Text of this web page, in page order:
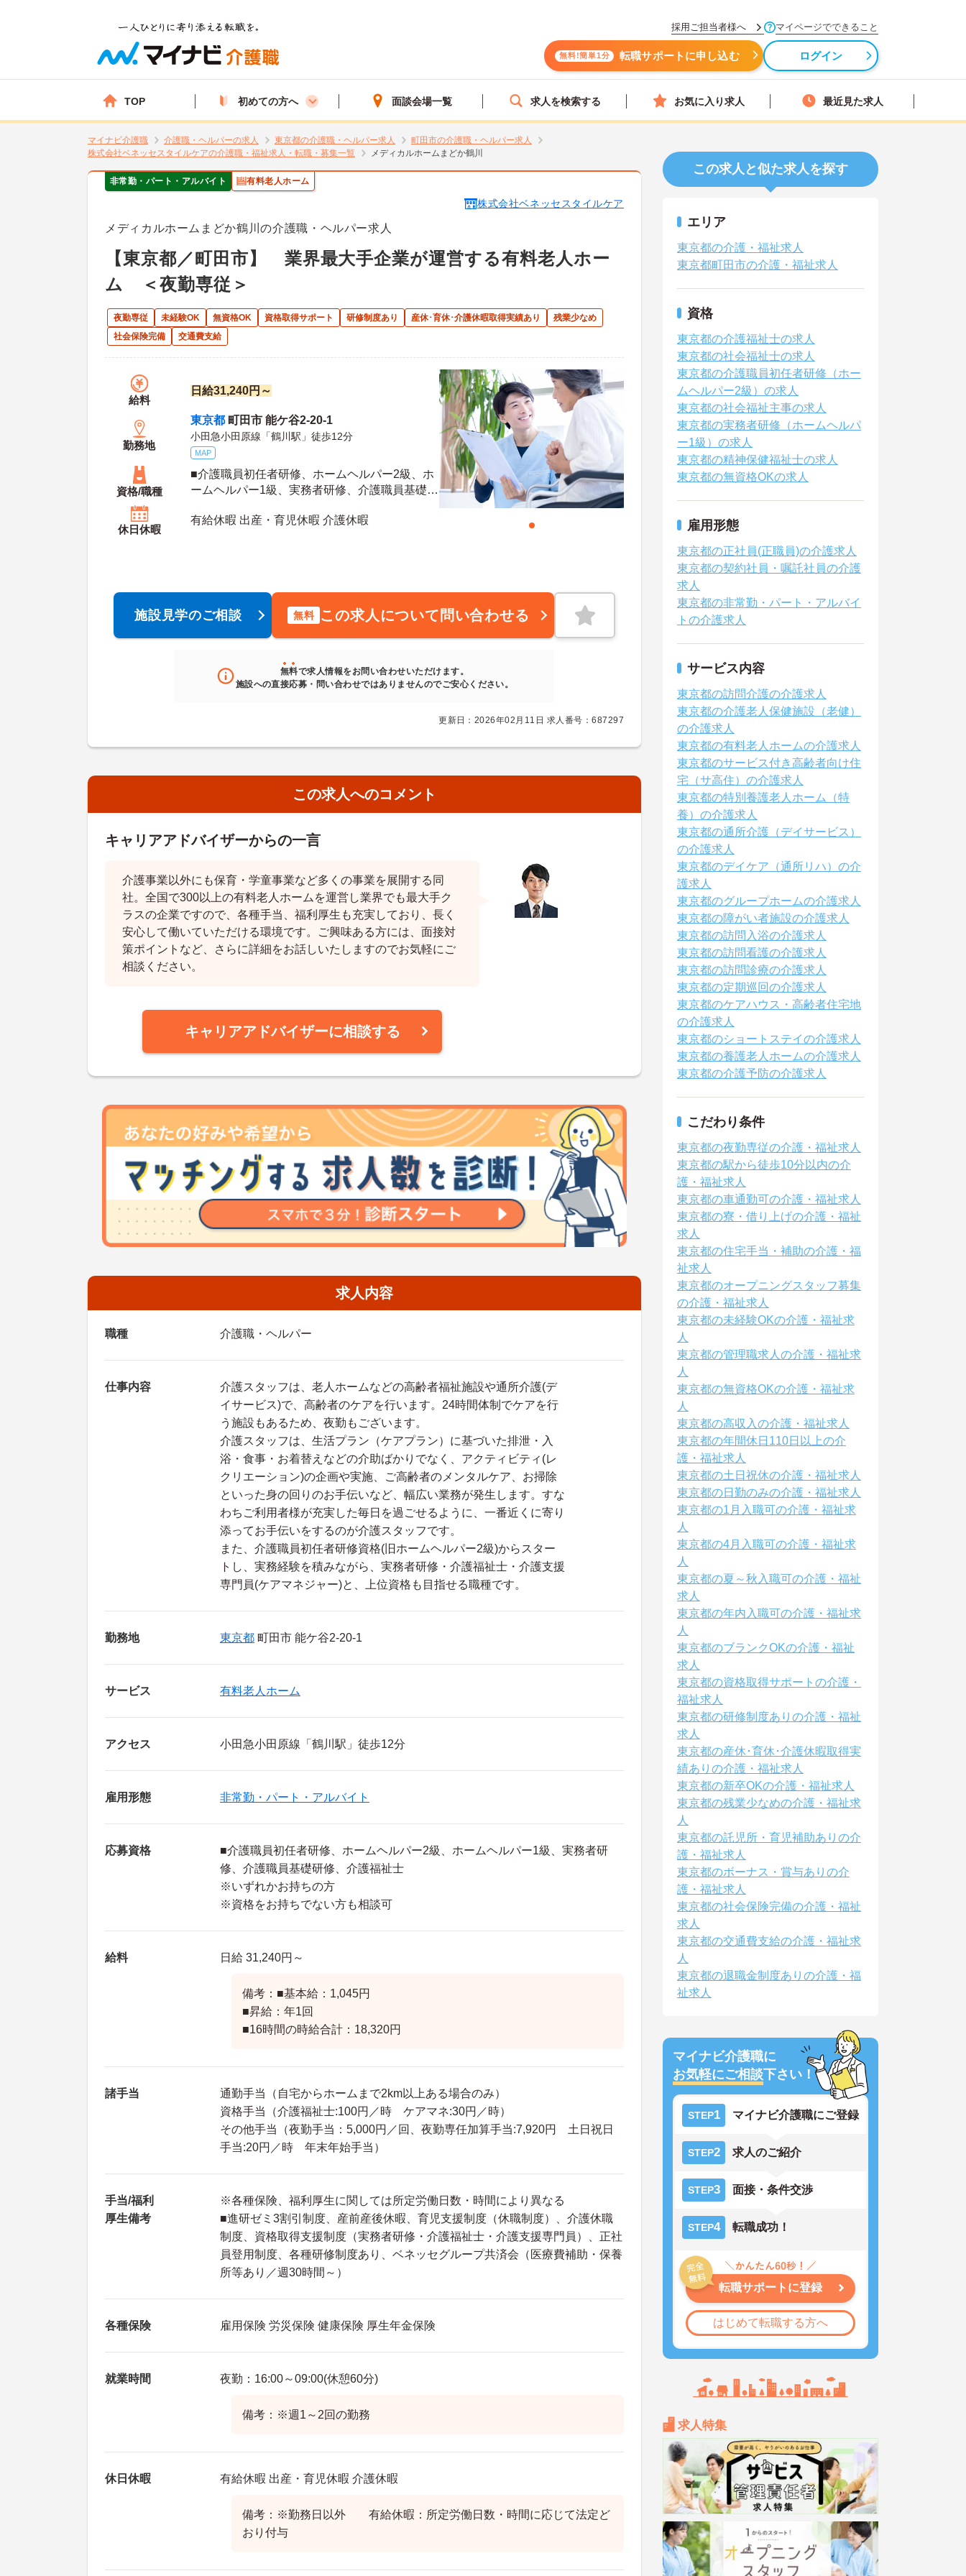
採用ご担当者様へ マイページでできること
無料!簡単1分 転職サポートに申し込む ログイン
TOP 初めての方へ 面談会場一覧 求人を検索する お気に入り求人 最近見た求人
マイナビ介護職 介護職・ヘルパーの求人 東京都の介護職・ヘルパー求人
町田市の介護職・ヘルパー求人
株式会社ベネッセスタイルケアの介護職・福祉求人・転職・募集一覧
メディカルホームまどか鶴川
非常勤・パート・アルバイト 有料老人ホーム
株式会社ベネッセスタイルケア
メディカルホームまどか鶴川の介護職・ヘルパー求人
【東京都／町田市】 業界最大手企業が運営する有料老人ホー
ム ＜夜勤専従＞
夜勤専従 未経験OK 無資格OK 資格取得サポート 研修制度あり 産休･育休･介護休暇取得実績あり
残業少なめ
社会保険完備
交通費支給
給料
日給31,240円～
勤務地
東京都 町田市 能ケ谷2-20-1
小田急小田原線「鶴川駅」徒歩12分
MAP
資格/職種
■介護職員初任者研修、ホームヘルパー2級、ホ
ームヘルパー1級、実務者研修、介護職員基礎研
お持ちでない方も相談可
休日休暇
有給休暇 出産・育児休暇 介護休暇
施設見学のご相談 無料 この求人について問い合わせる
無料で求人情報をお問い合わせいただけます。
施設への直接応募・問い合わせではありませんのでご安心ください。
更新日：2026年02月11日 求人番号：687297
この求人へのコメント
キャリアアドバイザーからの一言
介護事業以外にも保育・学童事業など多くの事業を展開する同
社。全国で300以上の有料老人ホームを運営し業界でも最大手ク
ラスの企業ですので、各種手当、福利厚生も充実しており、長く
安心して働いていただける環境です。ご興味ある方には、面接対
策ポイントなど、さらに詳細をお話しいたしますのでお気軽にご
相談ください。
キャリアアドバイザーに相談する
求人内容
職種 介護職・ヘルパー
仕事内容
介護スタッフは、老人ホームなどの高齢者福祉施設や通所介護(デ
イサービス)で、高齢者のケアを行います。24時間体制でケアを行
う施設もあるため、夜勤もございます。
介護スタッフは、生活プラン（ケアプラン）に基づいた排泄・入
浴・食事・お着替えなどの介助ばかりでなく、アクティビティ(レ
クリエーション)の企画や実施、ご高齢者のメンタルケア、お掃除
といった身の回りのお手伝いなど、幅広い業務が発生します。すな
わちご利用者様が充実した毎日を過ごせるように、一番近くに寄り
添ってお手伝いをするのが介護スタッフです。
また、介護職員初任者研修資格(旧ホームヘルパー2級)からスター
トし、実務経験を積みながら、実務者研修・介護福祉士・介護支援
専門員(ケアマネジャー)と、上位資格も目指せる職種です。
勤務地 東京都 町田市 能ケ谷2-20-1
サービス 有料老人ホーム
アクセス 小田急小田原線「鶴川駅」徒歩12分
雇用形態 非常勤・パート・アルバイト
応募資格
■介護職員初任者研修、ホームヘルパー2級、ホームヘルパー1級、実務者研
修、介護職員基礎研修、介護福祉士
※いずれかお持ちの方
※資格をお持ちでない方も相談可
給料 日給 31,240円～
備考：■基本給：1,045円
■昇給：年1回
■16時間の時給合計：18,320円
諸手当
通勤手当（自宅からホームまで2km以上ある場合のみ）
資格手当（介護福祉士:100円／時 ケアマネ:30円／時）
その他手当（夜勤手当：5,000円／回、夜勤専任加算手当:7,920円 土日祝日
手当:20円／時 年末年始手当）
手当/福利
厚生備考
※各種保険、福利厚生に関しては所定労働日数・時間により異なる
■進研ゼミ3割引制度、産前産後休暇、育児支援制度（休職制度）、介護休職
制度、資格取得支援制度（実務者研修・介護福祉士・介護支援専門員）、正社
員登用制度、各種研修制度あり、ベネッセグループ共済会（医療費補助・保養
所等あり／週30時間～）
各種保険 雇用保険 労災保険 健康保険 厚生年金保険
就業時間 夜勤：16:00～09:00(休憩60分)
備考：※週1～2回の勤務
休日休暇 有給休暇 出産・育児休暇 介護休暇
備考：※勤務日以外 有給休暇：所定労働日数・時間に応じて法定ど
おり付与
この求人と似た求人を探す
エリア
東京都の介護・福祉求人
東京都町田市の介護・福祉求人
資格
東京都の介護福祉士の求人
東京都の社会福祉士の求人
東京都の介護職員初任者研修（ホー
ムヘルパー2級）の求人
東京都の社会福祉主事の求人
東京都の実務者研修（ホームヘルパ
ー1級）の求人
東京都の精神保健福祉士の求人
東京都の無資格OKの求人
雇用形態
東京都の正社員(正職員)の介護求人
東京都の契約社員・嘱託社員の介護
求人
東京都の非常勤・パート・アルバイ
トの介護求人
サービス内容
東京都の訪問介護の介護求人
東京都の介護老人保健施設（老健）
の介護求人
東京都の有料老人ホームの介護求人
東京都のサービス付き高齢者向け住
宅（サ高住）の介護求人
東京都の特別養護老人ホーム（特
養）の介護求人
東京都の通所介護（デイサービス）
の介護求人
東京都のデイケア（通所リハ）の介
護求人
東京都のグループホームの介護求人
東京都の障がい者施設の介護求人
東京都の訪問入浴の介護求人
東京都の訪問看護の介護求人
東京都の訪問診療の介護求人
東京都の定期巡回の介護求人
東京都のケアハウス・高齢者住宅地
の介護求人
東京都のショートステイの介護求人
東京都の養護老人ホームの介護求人
東京都の介護予防の介護求人
こだわり条件
東京都の夜勤専従の介護・福祉求人
東京都の駅から徒歩10分以内の介
護・福祉求人
東京都の車通勤可の介護・福祉求人
東京都の寮・借り上げの介護・福祉
求人
東京都の住宅手当・補助の介護・福
祉求人
東京都のオープニングスタッフ募集
の介護・福祉求人
東京都の未経験OKの介護・福祉求
人
東京都の管理職求人の介護・福祉求
人
東京都の無資格OKの介護・福祉求
人
東京都の高収入の介護・福祉求人
東京都の年間休日110日以上の介
護・福祉求人
東京都の土日祝休の介護・福祉求人
東京都の日勤のみの介護・福祉求人
東京都の1月入職可の介護・福祉求
人
東京都の4月入職可の介護・福祉求
人
東京都の夏～秋入職可の介護・福祉
求人
東京都の年内入職可の介護・福祉求
人
東京都のブランクOKの介護・福祉
求人
東京都の資格取得サポートの介護・
福祉求人
東京都の研修制度ありの介護・福祉
求人
東京都の産休･育休･介護休暇取得実
績ありの介護・福祉求人
東京都の新卒OKの介護・福祉求人
東京都の残業少なめの介護・福祉求
人
東京都の託児所・育児補助ありの介
護・福祉求人
東京都のボーナス・賞与ありの介
護・福祉求人
東京都の社会保険完備の介護・福祉
求人
東京都の交通費支給の介護・福祉求
人
東京都の退職金制度ありの介護・福
祉求人
マイナビ介護職に
お気軽にご相談下さい！
STEP1 マイナビ介護職にご登録
STEP2 求人のご紹介
STEP3 面接・条件交渉
STEP4 転職成功！
転職サポートに登録
はじめて転職する方へ
求人特集